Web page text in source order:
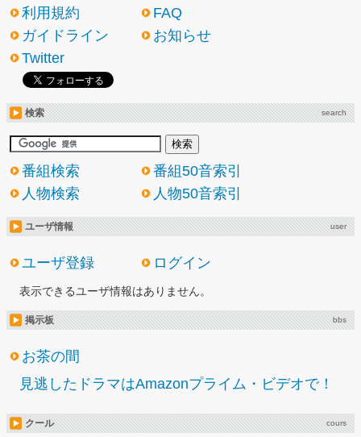
利用規約
FAQ
ガイドライン
お知らせ
Twitter
検索 search
番組検索
番組50音索引
人物検索
人物50音索引
ユーザ情報 user
ユーザ登録 ログイン
表示できるユーザ情報はありません。
掲示板 bbs
お茶の間
見逃したドラマはAmazonプライム・ビデオで！
クール cours